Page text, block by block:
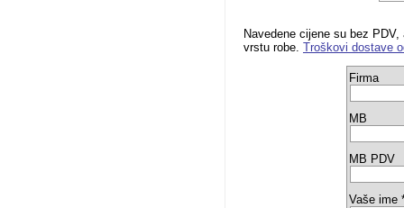
Navedene cijene su bez
vrstu robe. Troškovi dostave
Firma
MB
MB PDV
Vaše ime